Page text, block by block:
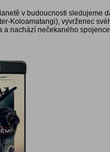
v budoucnosti sledujeme
Koloamatangi), vyvrženec
a nachází nečekaného